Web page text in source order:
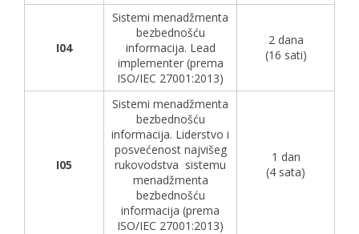
I04
Sistemi menadžmenta
bezbednošću
informacija. Lead
implementer (prema
ISO/IEC 27001:2013)
2 dana
(16 sati)
I05
Sistemi menadžmenta
bezbednošću
informacija. Liderstvo i
posvećenost najvišeg
rukovodstva sistemu
menadžmenta
bezbednošću
informacija (prema
ISO/IEC 27001:2013)
1 dan
(4 sata)